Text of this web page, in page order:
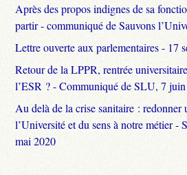
Après des propos indignes de sa
partir - communiqué de Sauvons
Lettre ouverte aux parlementaires - 17
Retour de la LPPR, rentrée
l’ESR ? - Communiqué de SLU, 7
Au delà de la crise sanitaire : redonner
l’Université et du sens à notre métier -
mai 2020